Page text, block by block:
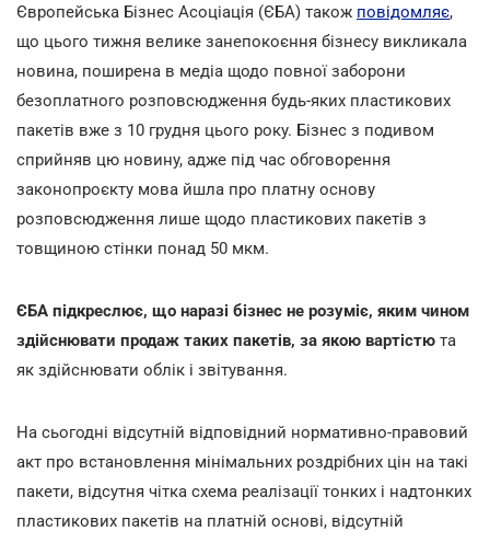
Європейська Бізнес Асоціація (ЄБА) також повідомляє,
що цього тижня велике занепокоєння бізнесу викликала
новина, поширена в медіа щодо повної заборони
безоплатного розповсюдження будь-яких пластикових
пакетів вже з 10 грудня цього року. Бізнес з подивом
сприйняв цю новину, адже під час обговорення
законопроєкту мова йшла про платну основу
розповсюдження лише щодо пластикових пакетів з
товщиною стінки понад 50 мкм.
ЄБА підкреслює, що наразі бізнес не розуміє, яким чином
здійснювати продаж таких пакетів, за якою вартістю та
як здійснювати облік і звітування.
На сьогодні відсутній відповідний нормативно-правовий
акт про встановлення мінімальних роздрібних цін на такі
пакети, відсутня чітка схема реалізації тонких і надтонких
пластикових пакетів на платній основі, відсутній